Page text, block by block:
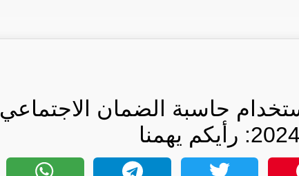
حاسبة الضمان الاجتماعي
2024: رأيكم يهمنا